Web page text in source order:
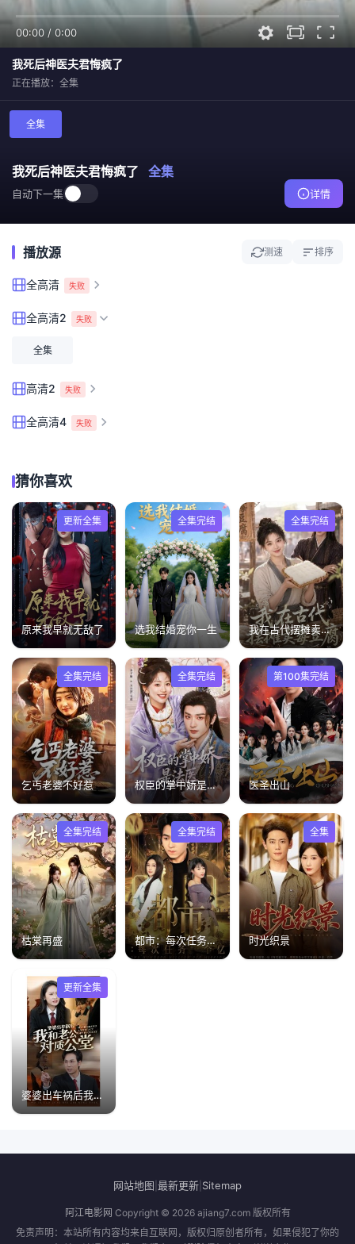
00:00 / 0:00
我死后神医夫君悔疯了
正在播放：全集
全集
我死后神医夫君悔疯了 全集
自动下一集 详情
播放源 测速 排序
全高清 失败
全高清2 失败
全集
高清2 失败
全高清4 失败
猜你喜欢
更新全集
原来我早就无敌了
全集完结
选我结婚宠你一生
全集完结
我在古代摆摊卖霉豆腐
全集完结
乞丐老婆不好惹
全集完结
权臣的掌中娇是法医
第100集完结
医圣出山
全集完结
枯棠再盛
全集完结
都市：每次任务一个亿(获得系统后，我家存款有点多)
全集
时光织景
更新全集
婆婆出车祸后我和老公对质公堂
网站地图 最新更新 Sitemap
阿江电影网 Copyright © 2026 ajiang7.com 版权所有
免责声明：本站所有内容均来自互联网，版权归原创者所有，如果侵犯了你的